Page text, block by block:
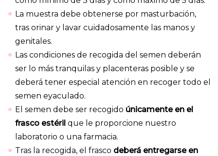
La muestra debe obtenerse por masturbación,
tras orinar y lavar cuidadosamente las manos y
genitales.
Las condiciones de recogida del semen deberán
ser lo más tranquilas y placenteras posible y se
deberá tener especial atención en recoger todo el
semen eyaculado.
El semen debe ser recogido únicamente en el
frasco estéril que le proporcione nuestro
laboratorio o una farmacia.
Tras la recogida, el frasco deberá entregarse en